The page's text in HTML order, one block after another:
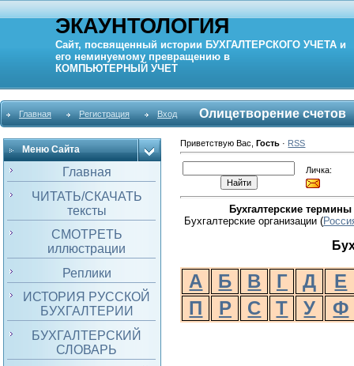
ЭКАУНТОЛОГИЯ
Сайт, посвященный истории БУХГАЛТЕРСКОГО УЧЕТА и
его неминуемому превращению в
КОМПЬЮТЕРНЫЙ УЧЕТ
Главная Регистрация Вход Олицетворение счетов
Меню Сайта
Главная
ЧИТАТЬ/СКАЧАТЬ
тексты
СМОТРЕТЬ
иллюстрации
Реплики
ИСТОРИЯ РУССКОЙ
БУХГАЛТЕРИИ
БУХГАЛТЕРСКИЙ
СЛОВАРЬ
Приветствую Вас ,Гость · RSS
Личка:
Бухгалтерские термины
Бухгалтерские организации (
А Б В Г Д
Е
П
Р С Т У Ф